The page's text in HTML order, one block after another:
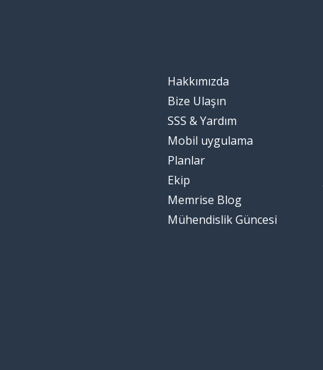
Hakkımızda
Bize Ulaşın
SSS & Yardım
Mobil uygulama
Planlar
Ekip
Memrise Blog
Mühendislik Güncesi